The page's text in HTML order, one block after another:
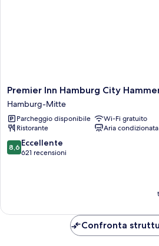
Premier
Inn
Hamburg
City
Hammerbrook
Hamburg-
Mitte
Premier Inn Hamburg City
Hamburg-Mitte
Parcheggio disponibile
Wi-Fi gratuito
Ristorante
Aria condizionata
8.6
su
8,6 Eccellente
621 recensioni
Confronta